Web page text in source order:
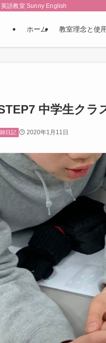
語教室 Sunny English
ホーム 教室理念と使
中学生クラ
日記 2020年1月11日